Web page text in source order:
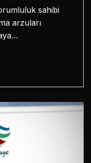
sahibi
arzuları